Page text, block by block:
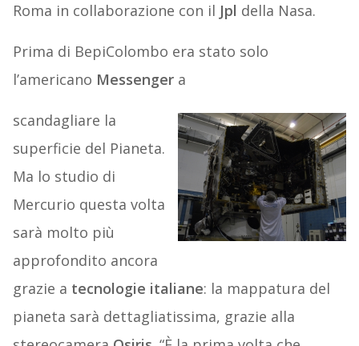
Roma in collaborazione con il Jpl della Nasa.
Prima di BepiColombo era stato solo
l’americano Messenger a
scandagliare la
superficie del Pianeta.
Ma lo studio di
Mercurio questa volta
sarà molto più
approfondito ancora
grazie a tecnologie italiane: la mappatura del
pianeta sarà dettagliatissima, grazie alla